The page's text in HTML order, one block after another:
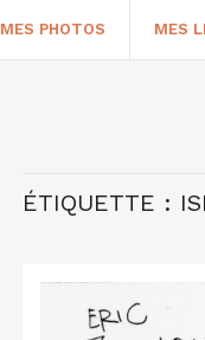
MES PHOTOS MES
ÉTIQUETTE :